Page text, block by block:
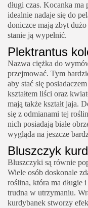
długi czas. Kocanka ma
idealnie nadaje się do
doniczce mają zbyt
stanie ją wypełnić.
Plektrantus
Nazwa ciężka do
przejmować. Tym
aby stać się
kształtem liści oraz
mają także kształt jaja.
się z odmianami tej
nich posiadają białe
wygląda na jeszcze
Bluszczyk
Bluszczyki są równie
Wiele osób doskonale
roślina, która ma długie
trudna w utrzymaniu.
kurdybanek stworzy